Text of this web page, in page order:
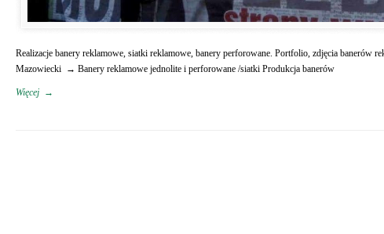
Realizacje banery reklamowe, siatki reklamowe, banery perforowane. Portfolio, zdjęcia
Mazowiecki → Banery reklamowe jednolite i perforowane /siatki Produkcja banerów
Więcej →